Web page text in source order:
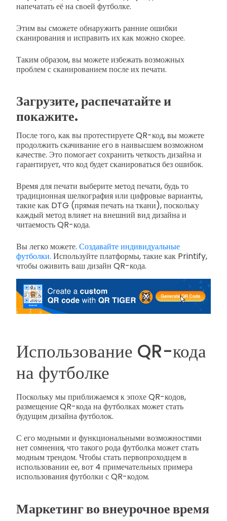
напечатать её на своей футболке.
Этим вы сможете обнаружить ранние ошибки
сканирования и исправить их как можно скорее.
Таким образом, вы можете избежать возможных
проблем с сканированием после их печати.
Загрузите, распечатайте и
покажите.
После того, как вы протестируете QR-код, вы можете
продолжить скачивание его в наивысшем возможном
качестве. Это помогает сохранить четкость дизайна и
гарантирует, что код будет сканироваться без ошибок.
Время для печати выберите метод печати, будь то
традиционная шелкография или цифровые варианты,
такие как DTG (прямая печать на ткани), поскольку
каждый метод влияет на внешний вид дизайна и
читаемость QR-кода.
Вы легко можете. Создавайте индивидуальные
футболки. Используйте платформы, такие как Printify,
чтобы оживить ваш дизайн QR-кода.
Использование QR-кода
на футболке
Поскольку мы приближаемся к эпохе QR-кодов,
размещение QR-кода на футболках может стать
будущим дизайна футболок.
С его модными и функциональными возможностями
нет сомнения, что такого рода футболка может стать
модным трендом. Чтобы стать первопроходцем в
использовании ее, вот 4 примечательных примера
использования футболки с QR-кодом.
Маркетинг во внеурочное время